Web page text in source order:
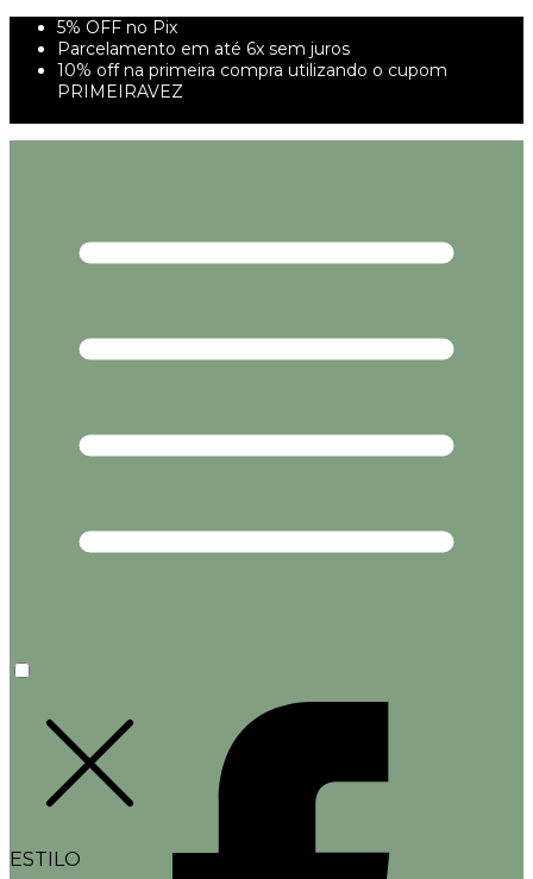
5% OFF no Pix
Parcelamento em até 6x sem juros
10% off na primeira compra utilizando o cupom
PRIMEIRAVEZ
ESTILO